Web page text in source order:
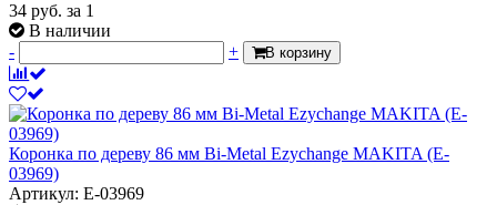
34 руб. за 1
В наличии
-
+ В корзину
Коронка по дереву 86 мм Bi-Metal Ezychange MAKITA (E-
03969)
Артикул: E-03969